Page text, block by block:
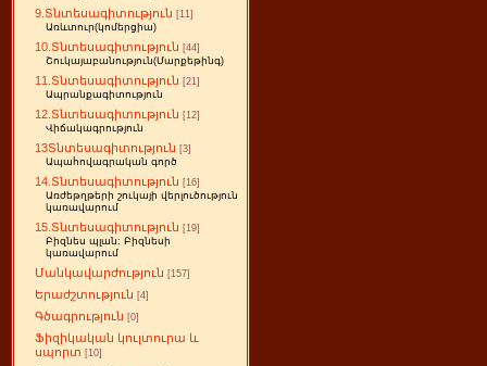
9.Տնտեսագիտություն [11]
Առևտուր(կոմերցիա)
10.Տնտեսագիտություն [44]
Շուկայաբանություն(Մարքեթինգ)
11.Տնտեսագիտություն [21]
Ապրանքագիտություն
12.Տնտեսագիտություն [12]
Վիճակագրություն
13Տնտեսագիտություն [3]
Ապահովագրական գործ
14.Տնտեսագիտություն [16]
Առժեթղթերի շուկայի վերլուծություն
կառավարում
15.Տնտեսագիտություն [19]
Բիզնես պլան: Բիզնեսի
կառավարում
Մանկավարժություն [157]
Երաժշտություն [4]
Գծագրություն [0]
Ֆիզիկական կուլտուրա և
սպորտ [10]